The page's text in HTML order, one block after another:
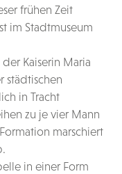
frühen Zeit
im Stadtmuseum
Kaiserin Maria
städtischen
in Tracht
zu je vier Mann
marschiert
in einer Form